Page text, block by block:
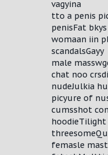
vagyina
tto a penis
penisFat
womaan iin
scandalsGayy
male
chat noo
nudeJulkia
picyure of
cumsshot
femasle